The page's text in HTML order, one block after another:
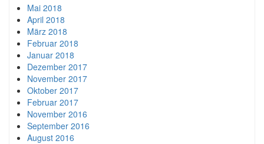
Mai 2018
April 2018
März 2018
Februar 2018
Januar 2018
Dezember 2017
November 2017
Oktober 2017
Februar 2017
November 2016
September 2016
August 2016